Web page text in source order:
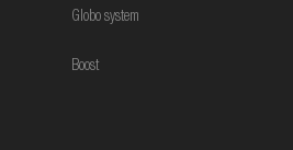
Globo system
Boost